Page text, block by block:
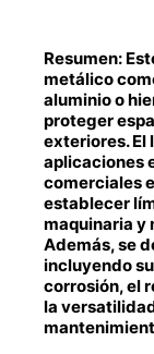
Resumen:
metálico
aluminio o
proteger
exteriores. El
aplicaciones
comerciales
establecer
maquinaria y
Además, se
incluyendo
corrosión, el
la